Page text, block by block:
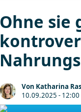
Ohne sie
Von Katharina
10.09.2025 - 12:00